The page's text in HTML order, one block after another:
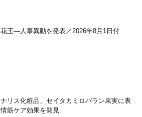
花王―人事異動を発表／2026年8月1日付
ナリス化粧品、セイタカミロバラン果実に表
情筋ケア効果を発見